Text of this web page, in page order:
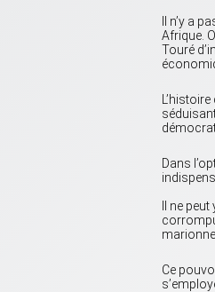
Il n’y a
Afrique.
Touré
Dans
Il ne
Ce